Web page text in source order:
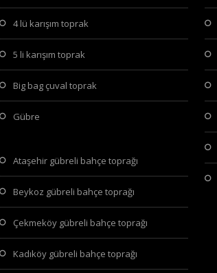
4 lü karışım toprak
5 li karışım toprak
big bag çuval toprak
gübre
ataşehir gübreli bahçe toprağı
beykoz gübreli bahçe toprağı
çekmeköy gübreli bahçe toprağı
kadıköy gübreli bahçe toprağı